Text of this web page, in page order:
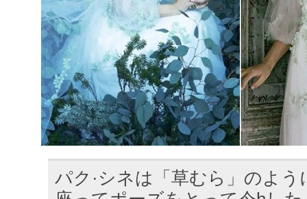
パク·シネは「草むら」のよ